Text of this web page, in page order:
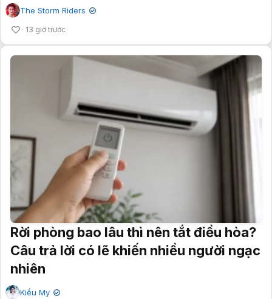
The Storm Riders ✔
13 giờ trước
Rời phòng bao lâu thì nên tắt điều hòa?
Câu trả lời có lẽ khiến nhiều người ngạc
nhiên
Kiều My ✔